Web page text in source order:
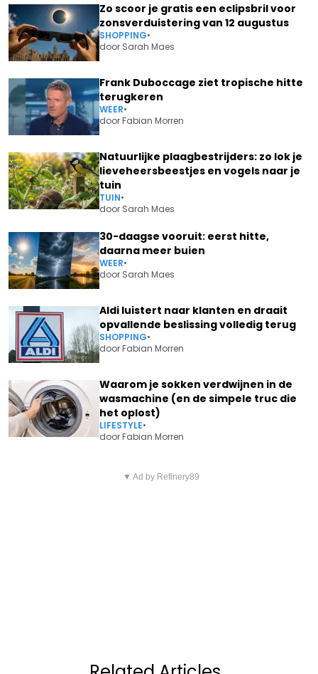
Zo scoor je gratis een eclipsbril voor
zonsverduistering van 12 augustus
SHOPPING•
door Sarah Maes
Frank Duboccage ziet tropische hitte
terugkeren
WEER•
doorFabian Morren
Natuurlijke plaagbestrijders: zo lok je
lieveheersbeestjes en vogels naar je
tuin
TUIN•
door Sarah Maes
30-daagse vooruit: eerst hitte,
daarna meer buien
WEER•
door Sarah Maes
Aldi luistert naar klanten en draait
opvallende beslissing volledig terug
SHOPPING•
doorFabian Morren
Waarom je sokken verdwijnen in de
wasmachine (en de simpele truc die
het oplost)
LIFESTYLE•
doorFabian Morren
MATHIEU VAN DER POEL
▼ Ad by Refinery89